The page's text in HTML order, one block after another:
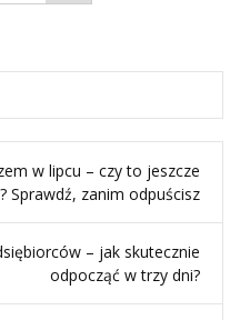
w lipcu – czy to jeszcze
Sprawdź, zanim odpuścisz
– jak skutecznie
odpocząć w trzy dni?